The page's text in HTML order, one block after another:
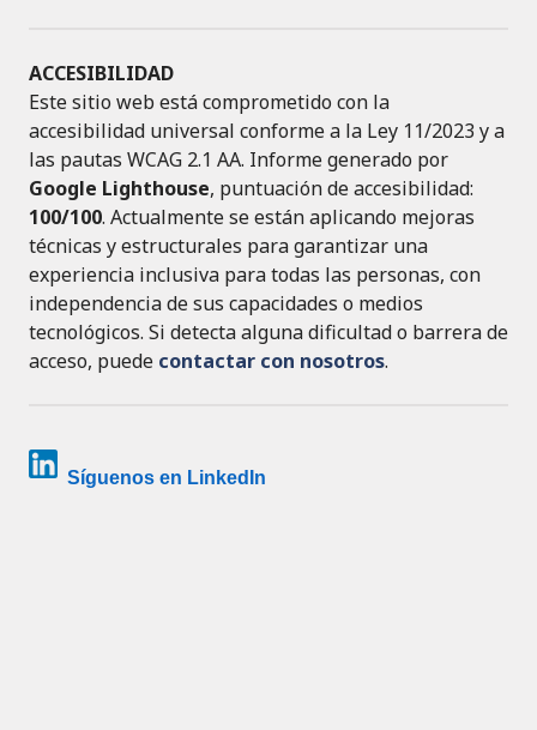
ACCESIBILIDAD
Este sitio web está comprometido con la
accesibilidad universal conforme a la Ley 11/2023 y a
las pautas WCAG 2.1 AA. Informe generado por
Google Lighthouse, puntuación de accesibilidad:
100/100. Actualmente se están aplicando mejoras
técnicas y estructurales para garantizar una
experiencia inclusiva para todas las personas, con
independencia de sus capacidades o medios
tecnológicos. Si detecta alguna dificultad o barrera de
acceso, puede contactar con nosotros.
Síguenos en LinkedIn